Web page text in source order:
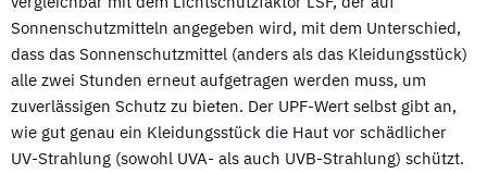
Sonnenschutzmitteln angegeben wird, mit dem Unterschied,
dass das Sonnenschutzmittel (anders als das Kleidungsstück)
alle zwei Stunden erneut aufgetragen werden muss, um
zuverlässigen Schutz zu bieten. Der UPF-Wert selbst gibt an,
wie gut genau ein Kleidungsstück die Haut vor schädlicher
UV-Strahlung (sowohl UVA- als auch UVB-Strahlung) schützt.